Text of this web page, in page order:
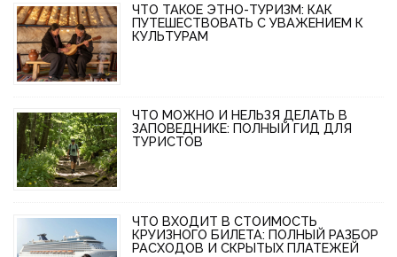
ЧТО ТАКОЕ ЭТНО-ТУРИЗМ: КАК
ПУТЕШЕСТВОВАТЬ С УВАЖЕНИЕМ К
КУЛЬТУРАМ
ЧТО МОЖНО И НЕЛЬЗЯ ДЕЛАТЬ В
ЗАПОВЕДНИКЕ: ПОЛНЫЙ ГИД ДЛЯ
ТУРИСТОВ
ЧТО ВХОДИТ В СТОИМОСТЬ
КРУИЗНОГО БИЛЕТА: ПОЛНЫЙ РАЗБОР
РАСХОДОВ И СКРЫТЫХ ПЛАТЕЖЕЙ